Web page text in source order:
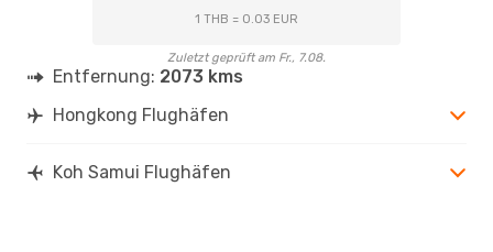
1 THB = 0.03 EUR
Zuletzt geprüft am Fr., 7.08.
Entfernung: 2073 kms
Hongkong Flughäfen
Koh Samui Flughäfen